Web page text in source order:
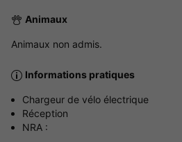
Animaux
Animaux non admis.
Informations pratiques
Chargeur de vélo électrique
Réception
NRA :